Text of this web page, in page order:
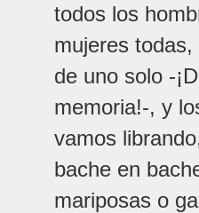
todos los
mujeres
de uno solo -
memoria!-, y
vamos
bache en
mariposas o